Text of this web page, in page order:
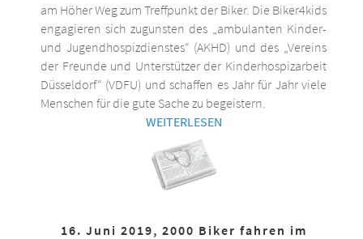
am Höher Weg zum Treffpunkt der Biker. Die Biker4kids
engagieren sich zugunsten des „ambulanten Kinder-
und Jugendhospizdienstes“ (AKHD) und des „Vereins
der Freunde und Unterstützer der Kinderhospizarbeit
Düsseldorf“ (VDFU) und schaffen es Jahr für Jahr viele
Menschen für die gute Sache zu begeistern.
WEITERLESEN
16. Juni 2019, 2000 Biker fahren im